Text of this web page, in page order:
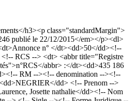
h3><p class="standardMargin">
publié le 22/12/2015</em></p><dl>
n° </dt><dd>50</dd><!--
RCS --> <dt> <abbr title="Registre
abbr> :</dt><dd>435 186
RM --><!-- denomination --><!--
dd> <!-- Prenom -->
Josette nathalie</dd><!-- Nom